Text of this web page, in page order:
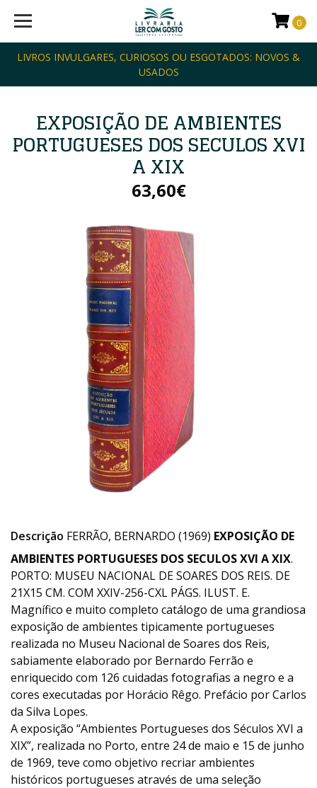
LIVROS INVULGARES, CURIOSOS OU ESGOTADOS: NOVOS &
USADOS
0
EXPOSIÇÃO DE AMBIENTES
PORTUGUESES DOS SECULOS XVI
A XIX
63,60€
Descrição FERRÃO, BERNARDO (1969) EXPOSIÇÃO DE
AMBIENTES PORTUGUESES DOS SECULOS XVI A XIX.
PORTO: MUSEU NACIONAL DE SOARES DOS REIS. DE
21X15 CM. COM XXIV-256-CXL PÁGS. ILUST. E.
Magnífico e muito completo catálogo de uma grandiosa
exposição de ambientes tipicamente portugueses
realizada no Museu Nacional de Soares dos Reis,
sabiamente elaborado por Bernardo Ferrão e
enriquecido com 126 cuidadas fotografias a negro e a
cores executadas por Horácio Rêgo. Prefácio por Carlos
da Silva Lopes.
A exposição “Ambientes Portugueses dos Séculos XVI a
XIX”, realizada no Porto, entre 24 de maio e 15 de junho
de 1969, teve como objetivo recriar ambientes
históricos portugueses através de uma seleção